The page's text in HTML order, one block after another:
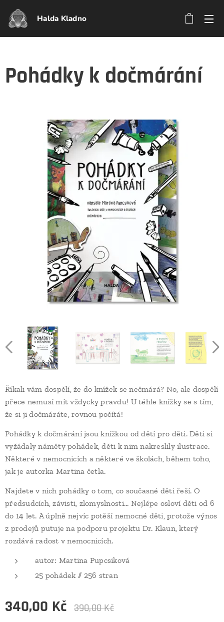
Halda Kladno
Pohádky k dočmárání
Říkali vám dospělí, že do knížek se nečmárá? No, ale dospělí
přece nemusí mít vždycky pravdu! U téhle knížky se s tím,
že si ji dočmáráte, rovnou počítá!
Pohádky k dočmárání jsou knížkou od dětí pro děti. Děti si
vyžádaly náměty pohádek, děti k nim nakreslily ilustrace.
Některé v nemocnicích a některé ve školách, během toho,
jak je autorka Martina četla.
Najdete v nich pohádky o tom, co současné děti řeší. O
předsudcích, závisti, zlomyslnosti... Nejlépe osloví děti od 6
do 14 let. A úplně nejvíc potěší nemocné děti, protože výnos
z prodejů putuje na podporu projektu Dr. Klaun, který
rozdává radost v nemocnicích.
autor: Martina Pupcsiková
25 pohádek // 256 stran
340,00 Kč 390,00Kč